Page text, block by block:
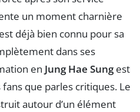
un moment charnière
déjà bien connu pour sa
dans ses
en Jung Hae Sungest
que parles critiques. Le
autour d’un élément